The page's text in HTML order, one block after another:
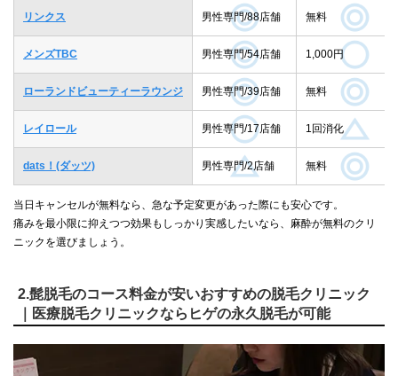
リンクス 男性専門/88店舗 無料
メンズTBC 男性専門/54店舗 1,000円
ローランドビューティーラウンジ 男性専門/39店舗 無料
レイロール 男性専門/17店舗 1回消化
dats！(ダッツ) 男性専門/2店舗 無料
当日キャンセルが無料なら、急な予定変更があった際にも安心です。
痛みを最小限に抑えつつ効果もしっかり実感したいなら、麻酔が無料のクリ
ニックを選びましょう。
2.髭脱毛のコース料金が安いおすすめの脱毛クリニック
｜医療脱毛クリニックならヒゲの永久脱毛が可能